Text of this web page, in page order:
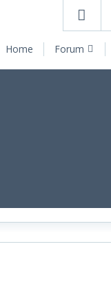
Home Forum